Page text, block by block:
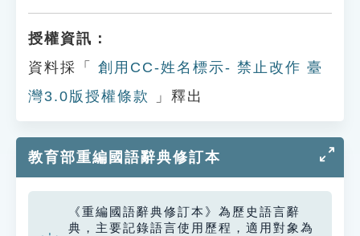
授權資訊：
資料採「
創用CC-姓名標示- 禁止改作 臺
灣3.0版授權條款
」釋出
教育部重編國語辭典修訂本
《重編國語辭典修訂本》為歷史語言辭
典，主要記錄語言使用歷程，適用對象為